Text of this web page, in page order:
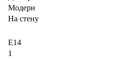
Модерн
На стену
E14
1